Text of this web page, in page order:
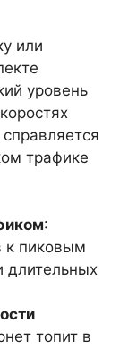
или
уровень
трафике
:
к пиковым
длительных
топит в